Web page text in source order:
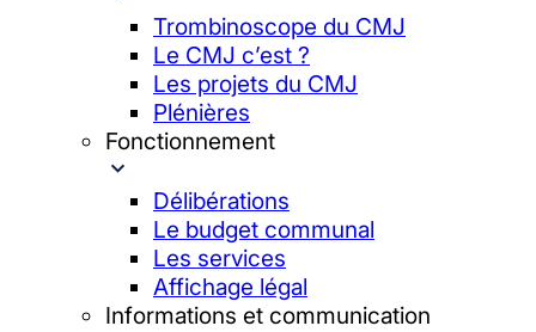
Trombinoscope du CMJ
Le CMJ c’est ?
Les projets du CMJ
Plénières
Fonctionnement
Délibérations
Le budget communal
Les services
Affichage légal
Informations et communication